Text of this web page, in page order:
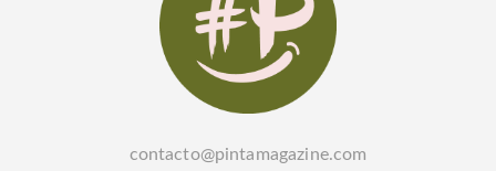
contacto@pintamagazine.com